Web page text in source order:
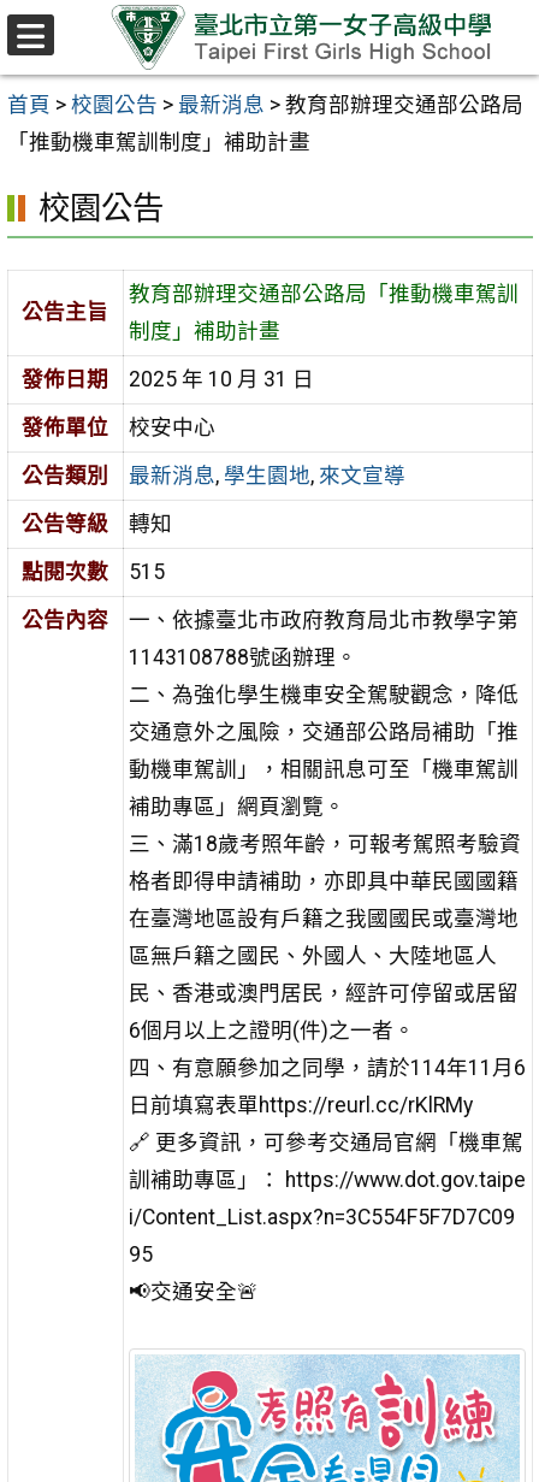
跳至主要內容區
首頁 > 校園公告 > 最新消息 > 教育部辦理交通部公路局
「推動機車駕訓制度」補助計畫
校園公告
公告主旨
教育部辦理交通部公路局「推動機車駕訓
制度」補助計畫
發佈日期
2025 年 10 月 31 日
發佈單位
校安中心
公告類別
最新消息, 學生園地, 來文宣導
公告等級
轉知
點閱次數
515
公告內容
一、依據臺北市政府教育局北市教學字第
1143108788號函辦理。
二、為強化學生機車安全駕駛觀念，降低
交通意外之風險，交通部公路局補助「推
動機車駕訓」，相關訊息可至「機車駕訓
補助專區」網頁瀏覽。
三、滿18歲考照年齡，可報考駕照考驗資
格者即得申請補助，亦即具中華民國國籍
在臺灣地區設有戶籍之我國國民或臺灣地
區無戶籍之國民、外國人、大陸地區人
民、香港或澳門居民，經許可停留或居留
6個月以上之證明(件)之一者。
四、有意願參加之同學，請於114年11月6
日前填寫表單https://reurl.cc/rKlRMy
🔗 更多資訊，可參考交通局官網「機車駕
訓補助專區」： https://www.dot.gov.taipe
i/Content_List.aspx?n=3C554F5F7D7C09
95
📢交通安全🚨
選
單